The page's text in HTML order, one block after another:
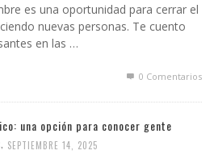
es una oportunidad para cerrar el
nuevas personas. Te cuento
en las …
0 Comentarios
una opción para conocer gente
SEPTIEMBRE 14, 2025